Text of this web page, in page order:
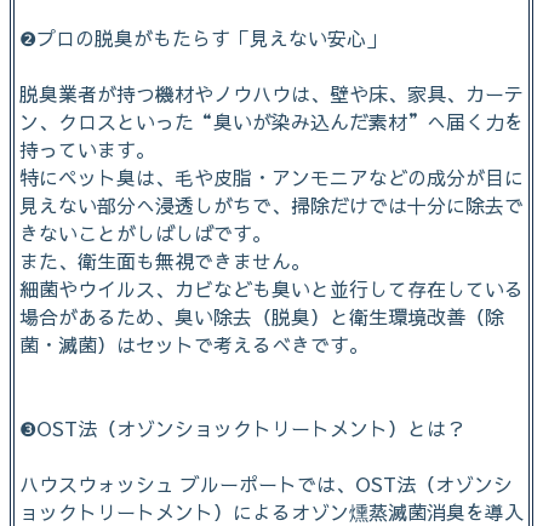
❷プロの脱臭がもたらす「見えない安心」
脱臭業者が持つ機材やノウハウは、壁や床、家具、カーテ
ン、クロスといった“臭いが染み込んだ素材”へ届く力を
持っています。
特にペット臭は、毛や皮脂・アンモニアなどの成分が目に
見えない部分へ浸透しがちで、掃除だけでは十分に除去で
きないことがしばしばです。
また、衛生面も無視できません。
細菌やウイルス、カビなども臭いと並行して存在している
場合があるため、臭い除去（脱臭）と衛生環境改善（除
菌・滅菌）はセットで考えるべきです。
❸OST法（オゾンショックトリートメント）とは？
ハウスウォッシュ ブルーポートでは、OST法（オゾンシ
ョックトリートメント）によるオゾン燻蒸滅菌消臭を導入